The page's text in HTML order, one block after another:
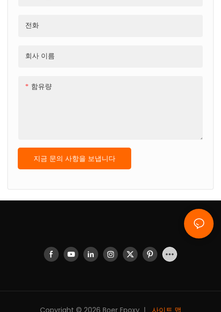
전화
회사 이름
함유량
지금 문의 사항을 보냅니다